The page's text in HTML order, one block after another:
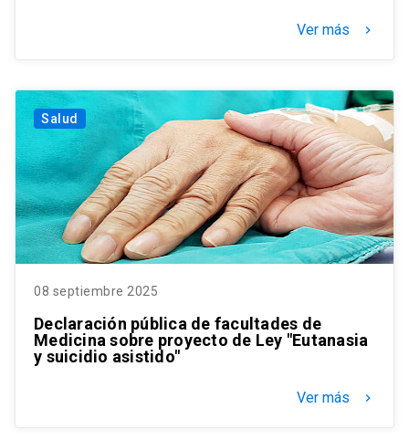
Ver más keyboard_arrow_right
Salud
08 septiembre 2025
Declaración pública de facultades de
Medicina sobre proyecto de Ley "Eutanasia
y suicidio asistido"
Ver más keyboard_arrow_right